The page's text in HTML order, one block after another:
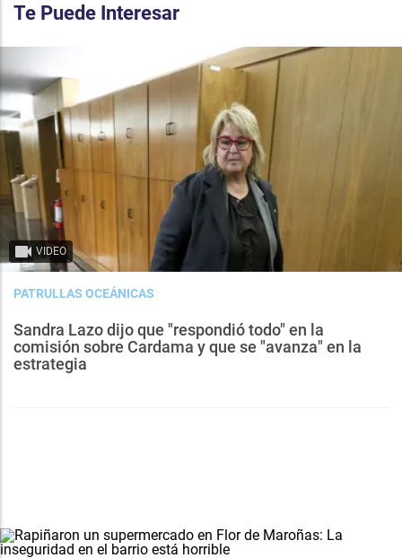
Te Puede Interesar
VIDEO
PATRULLAS OCEÁNICAS
Sandra Lazo dijo que "respondió todo" en la
comisión sobre Cardama y que se "avanza" en la
estrategia